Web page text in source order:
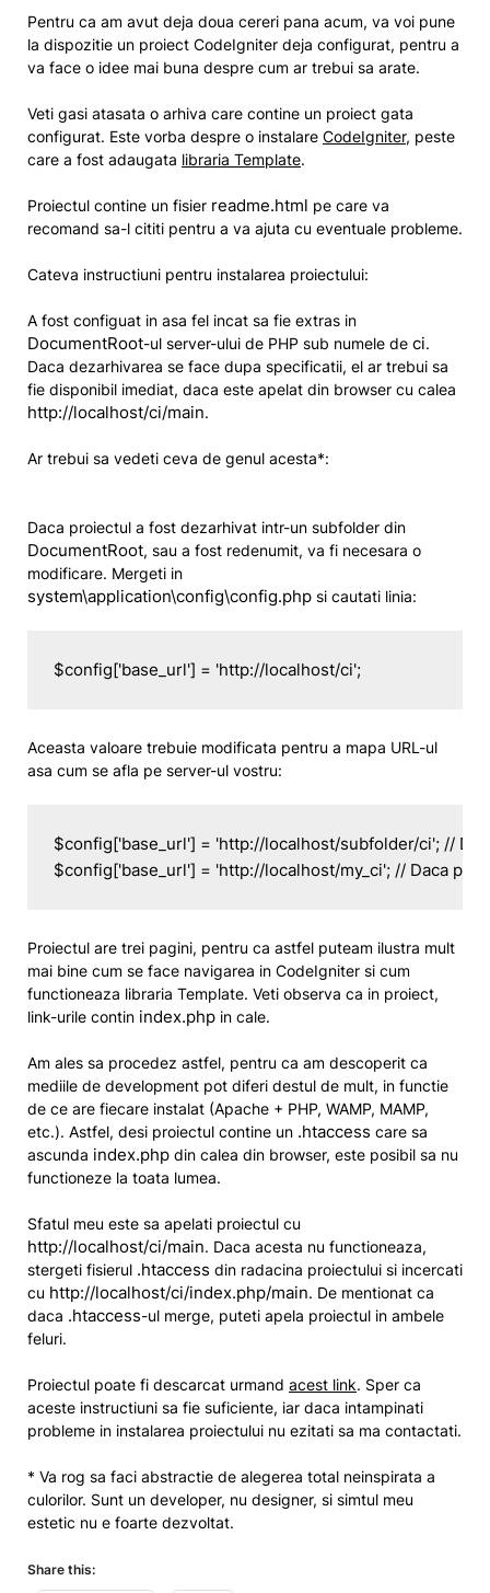
Pentru ca am avut deja doua cereri pana acum, va voi pune
la dispozitie un proiect CodeIgniter deja configurat, pentru a
va face o idee mai buna despre cum ar trebui sa arate.
Veti gasi atasata o arhiva care contine un proiect gata
configurat. Este vorba despre o instalare CodeIgniter, peste
care a fost adaugata libraria Template.
Proiectul contine un fisier readme.html pe care va
recomand sa-l cititi pentru a va ajuta cu eventuale probleme.
Cateva instructiuni pentru instalarea proiectului:
A fost configuat in asa fel incat sa fie extras in
DocumentRoot-ul server-ului de PHP sub numele de ci.
Daca dezarhivarea se face dupa specificatii, el ar trebui sa
fie disponibil imediat, daca este apelat din browser cu calea
http://localhost/ci/main.
Ar trebui sa vedeti ceva de genul acesta*:
Daca proiectul a fost dezarhivat intr-un subfolder din
DocumentRoot, sau a fost redenumit, va fi necesara o
modificare. Mergeti in
system\application\config\config.php si cautati linia:
$config['base_url'] = 'http://localhost/ci';
Aceasta valoare trebuie modificata pentru a mapa URL-ul
asa cum se afla pe server-ul vostru:
$config['base_url'] = 'http://localhost/subfolder/ci'; //
$config['base_url'] = 'http://localhost/my_ci'; // Daca
Proiectul are trei pagini, pentru ca astfel puteam ilustra mult
mai bine cum se face navigarea in CodeIgniter si cum
functioneaza libraria Template. Veti observa ca in proiect,
link-urile contin index.php in cale.
Am ales sa procedez astfel, pentru ca am descoperit ca
mediile de development pot diferi destul de mult, in functie
de ce are fiecare instalat (Apache + PHP, WAMP, MAMP,
etc.). Astfel, desi proiectul contine un .htaccess care sa
ascunda index.php din calea din browser, este posibil sa nu
functioneze la toata lumea.
Sfatul meu este sa apelati proiectul cu
http://localhost/ci/main. Daca acesta nu functioneaza,
stergeti fisierul .htaccess din radacina proiectului si incercati
cu http://localhost/ci/index.php/main. De mentionat ca
daca .htaccess-ul merge, puteti apela proiectul in ambele
feluri.
Proiectul poate fi descarcat urmand acest link. Sper ca
aceste instructiuni sa fie suficiente, iar daca intampinati
probleme in instalarea proiectului nu ezitati sa ma contactati.
* Va rog sa faci abstractie de alegerea total neinspirata a
culorilor. Sunt un developer, nu designer, si simtul meu
estetic nu e foarte dezvoltat.
Share this: